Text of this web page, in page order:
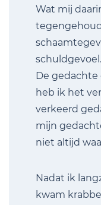
Wat mij
schuldgevoel.
De gedachte
heb ik het
verkeerd
mijn
niet altijd
Nadat ik
kwam